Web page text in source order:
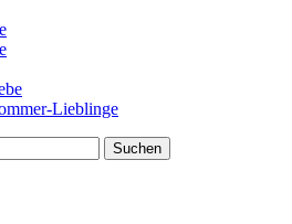
Lieblinge
Suchen